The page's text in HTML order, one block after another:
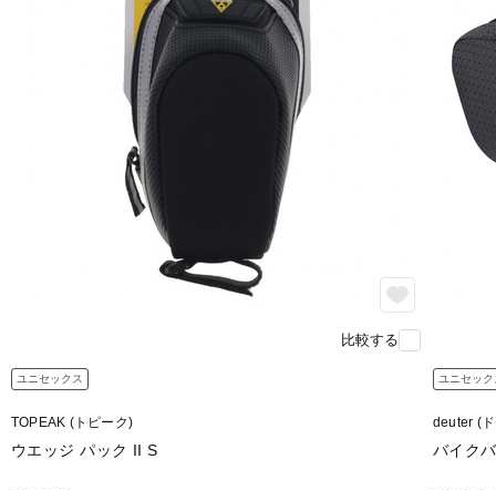
比較する
ユニセックス
TOPEAK (トピーク)
ウエッジ パック II S
ユニセック
deuter (
バイク